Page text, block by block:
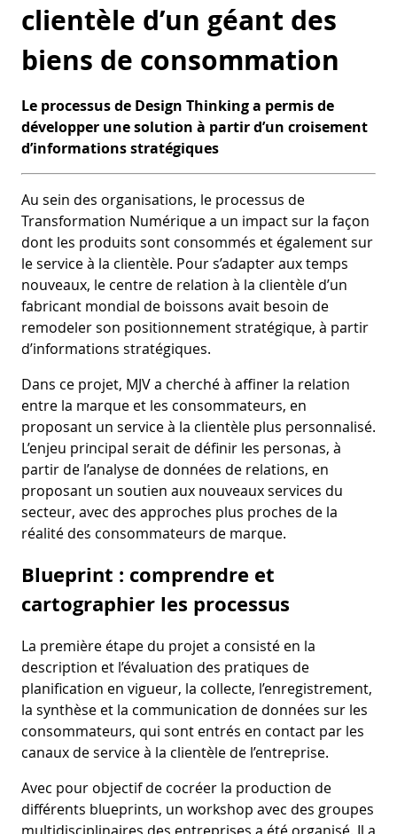
clientèle d’un géant des
biens de consommation
Le processus de Design Thinking a permis de
développer une solution à partir d’un croisement
d’informations stratégiques
Au sein des organisations, le processus de
Transformation Numérique a un impact sur la façon
dont les produits sont consommés et également sur
le service à la clientèle. Pour s’adapter aux temps
nouveaux, le centre de relation à la clientèle d’un
fabricant mondial de boissons avait besoin de
remodeler son positionnement stratégique, à partir
d’informations stratégiques.
Dans ce projet, MJV a cherché à affiner la relation
entre la marque et les consommateurs, en
proposant un service à la clientèle plus personnalisé.
L’enjeu principal serait de définir les personas, à
partir de l’analyse de données de relations, en
proposant un soutien aux nouveaux services du
secteur, avec des approches plus proches de la
réalité des consommateurs de marque.
Blueprint : comprendre et
cartographier les processus
La première étape du projet a consisté en la
description et l’évaluation des pratiques de
planification en vigueur, la collecte, l’enregistrement,
la synthèse et la communication de données sur les
consommateurs, qui sont entrés en contact par les
canaux de service à la clientèle de l’entreprise.
Avec pour objectif de cocréer la production de
différents blueprints, un workshop avec des groupes